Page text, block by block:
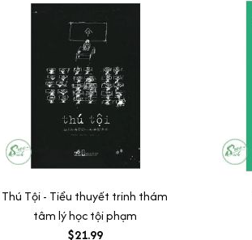
Thú Tội - Tiểu thuyết trinh thám
tâm lý học tội phạm
$21.99